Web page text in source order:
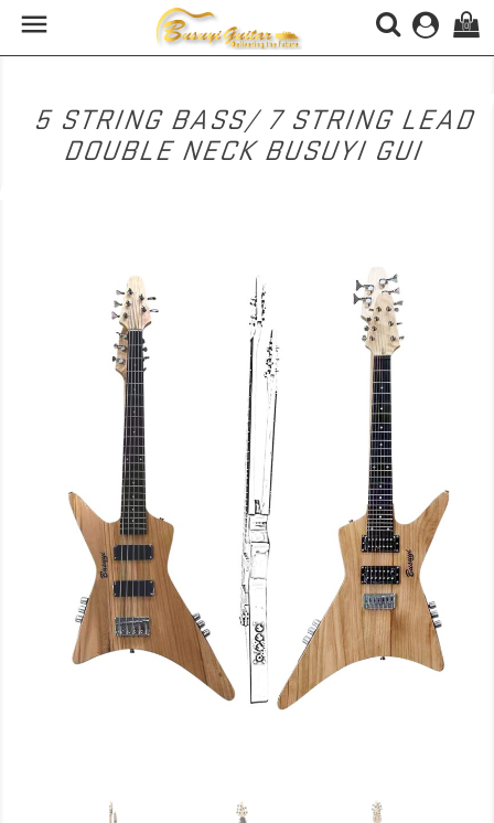
 (0)
5 STRING BASS/ 7 STRING LEAD
DOUBLE NECK BUSUYI GUI